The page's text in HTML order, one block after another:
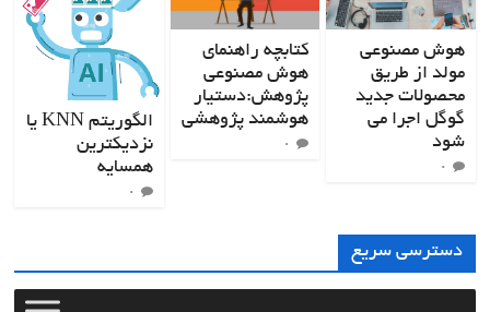
هوش مصنوعی
مولد از طریق
محصولات جدید
گوگل اجرا می
شود
۰
کتابچه راهنمای
هوش مصنوعی
پژوهش:دستیار
هوشمند پژوهشی
۰
الگوریتم KNN یا
نزدیکترین
همسایه
۰
دسترسی سریع